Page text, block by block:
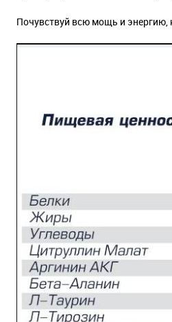
Почувствуй всю мощь и энергию,